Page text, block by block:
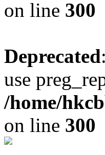
on line 300
Deprecated
use
/home/
on line 300